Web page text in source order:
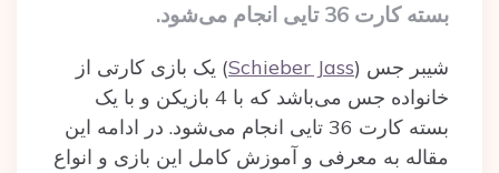
بسته کارت 36 تایی انجام می‌شود.
شیبر جس (Schieber Jass) یک بازی کارتی از
خانواده جس می‌باشد که با 4 بازیکن و با یک
بسته‌ کارت 36 تایی انجام می‌شود. در ادامه این
مقاله به معرفی و آموزش کامل این بازی و انواع